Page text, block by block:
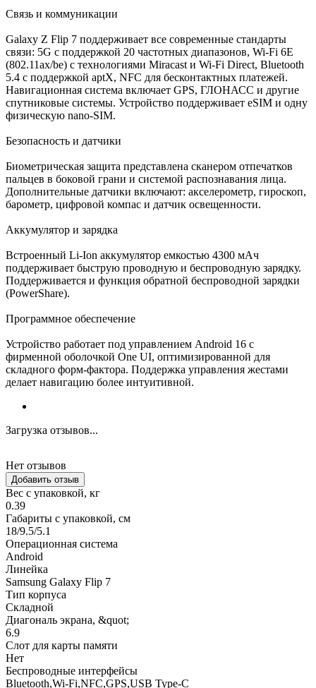
Связь и коммуникации
Galaxy Z Flip 7 поддерживает все современные стандарты
связи: 5G с поддержкой 20 частотных диапазонов, Wi-Fi 6E
(802.11ax/be) с технологиями Miracast и Wi-Fi Direct, Bluetooth
5.4 с поддержкой aptX, NFC для бесконтактных платежей.
Навигационная система включает GPS, ГЛОНАСС и другие
спутниковые системы. Устройство поддерживает eSIM и одну
физическую nano-SIM.
Безопасность и датчики
Биометрическая защита представлена сканером отпечатков
пальцев в боковой грани и системой распознавания лица.
Дополнительные датчики включают: акселерометр, гироскоп,
барометр, цифровой компас и датчик освещенности.
Аккумулятор и зарядка
Встроенный Li-Ion аккумулятор емкостью 4300 мАч
поддерживает быструю проводную и беспроводную зарядку.
Поддерживается и функция обратной беспроводной зарядки
(PowerShare).
Программное обеспечение
Устройство работает под управлением Android 16 с
фирменной оболочкой One UI, оптимизированной для
складного форм-фактора. Поддержка управления жестами
делает навигацию более интуитивной.
Загрузка отзывов...
Нет отзывов
Добавить отзыв
Вес с упаковкой, кг
0.39
Габариты с упаковкой, см
18/9.5/5.1
Операционная система
Android
Линейка
Samsung Galaxy Flip 7
Тип корпуса
Складной
Диагональ экрана, &quot;
6.9
Слот для карты памяти
Нет
Беспроводные интерфейсы
Bluetooth,Wi-Fi,NFC,GPS,USB Type-C